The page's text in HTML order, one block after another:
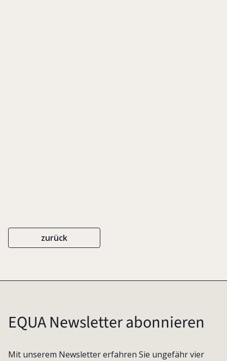
zurück
EQUA Newsletter abonnieren
Mit unserem Newsletter erfahren Sie ungefähr vier